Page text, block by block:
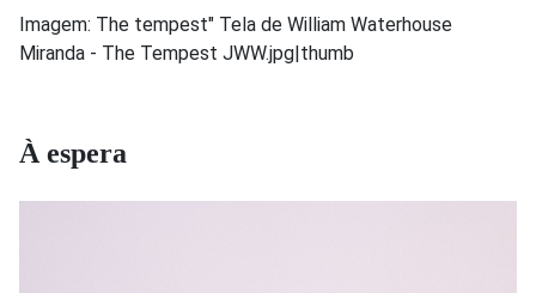
Imagem: The tempest" Tela de William Waterhouse
Miranda - The Tempest JWW.jpg|thumb
À espera